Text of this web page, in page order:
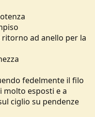
ad anello per la
fedelmente il filo
molto esposti e a
ciglio su pendenze